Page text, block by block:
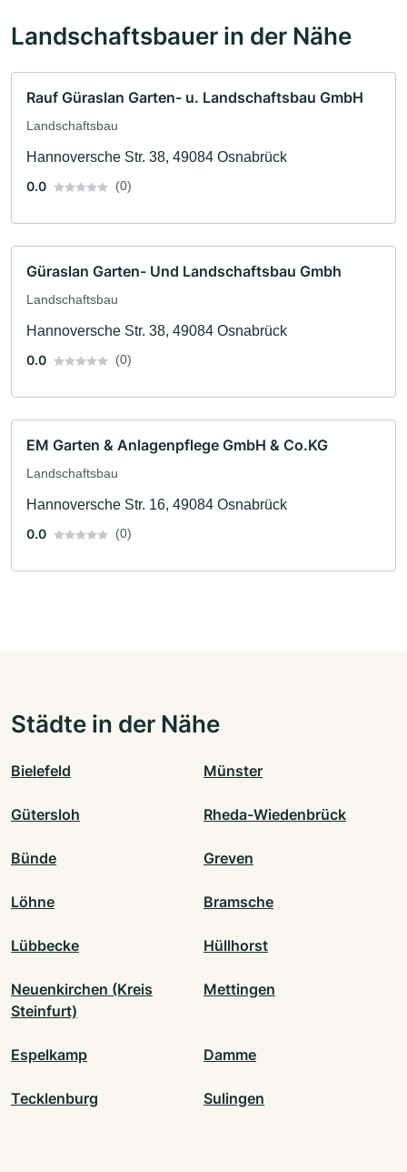
Landschaftsbauer in der Nähe
Rauf Güraslan Garten- u. Landschaftsbau GmbH
Landschaftsbau
Hannoversche Str. 38, 49084 Osnabrück
0.0
(0)
Güraslan Garten- Und Landschaftsbau Gmbh
Landschaftsbau
Hannoversche Str. 38, 49084 Osnabrück
0.0
(0)
EM Garten & Anlagenpflege GmbH & Co.KG
Landschaftsbau
Hannoversche Str. 16, 49084 Osnabrück
0.0
(0)
Städte in der Nähe
Bielefeld Münster
Gütersloh Rheda-Wiedenbrück
Bünde Greven
Löhne Bramsche
Lübbecke Hüllhorst
Neuenkirchen (Kreis
Steinfurt)
Mettingen
Espelkamp Damme
Tecklenburg Sulingen